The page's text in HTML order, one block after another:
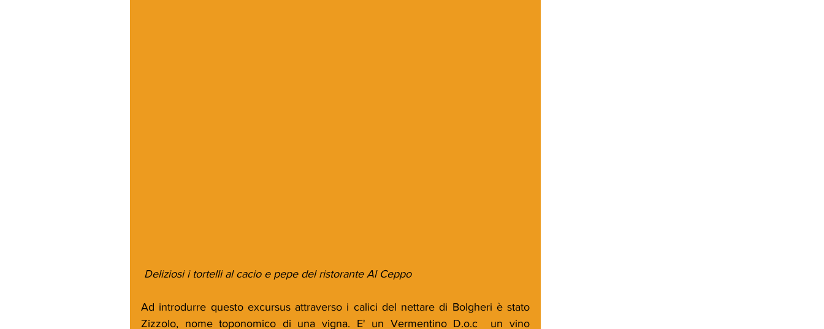
Deliziosi i tortelli al cacio e pepe del ristorante Al Ceppo
Ad introdurre questo excursus attraverso i calici del nettare di Bolgheri è stato
Zizzolo, nome toponomico di una vigna. E' un Vermentino D.o.c  un vino